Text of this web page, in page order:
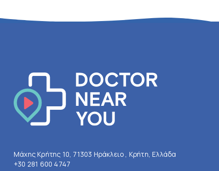
Μάχης Κρήτης 10, 71303 Ηράκλειο , Κρήτη, Ελλάδα
+30 281 600 4747